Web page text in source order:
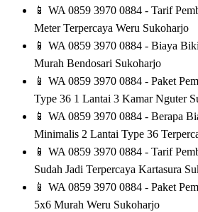
📱 WA 0859 3970 0884 - Tarif
Meter Terpercaya Weru Sukoharjo
📱 WA 0859 3970 0884 - Biaya
Murah Bendosari Sukoharjo
📱 WA 0859 3970 0884 - Paket
Type 36 1 Lantai 3 Kamar Nguter
📱 WA 0859 3970 0884 - Berapa
Minimalis 2 Lantai Type 36
📱 WA 0859 3970 0884 - Tarif
Sudah Jadi Terpercaya Kartasura
📱 WA 0859 3970 0884 - Paket
5x6 Murah Weru Sukoharjo